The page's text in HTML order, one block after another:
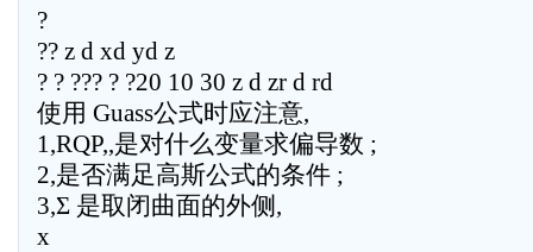
?
?? z d xd yd z
? ? ??? ? ?20 10 30 z d zr d rd
使用 Guass公式时应注意,
1,RQP,,是对什么变量求偏导数 ;
2,是否满足高斯公式的条件 ;
3,Σ 是取闭曲面的外侧,
x